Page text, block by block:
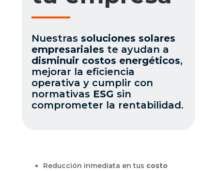
Nuestras soluciones solares
empresariales te ayudan a
disminuir costos energéticos,
mejorar la eficiencia
operativa y cumplir con
normativas ESG sin
comprometer la rentabilidad.
Reducción inmediata en tus costo